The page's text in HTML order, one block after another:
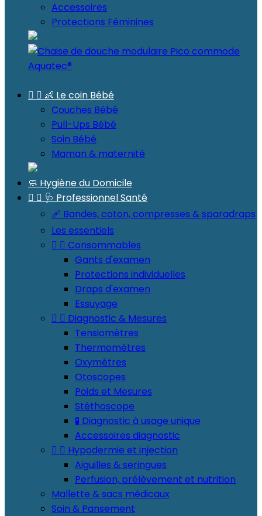
Accessoires
Protections Féminines
  👶 Le coin Bébé
Couches Bébé
Pull-Ups Bébé
Soin Bébé
Maman & maternité
🧼 Hygiène du Domicile
  🩺 Professionnel Santé
🩹 Bandes, coton, compresses & sparadraps
Les essentiels
  Consommables
Gants d'examen
Protections individuelles
Draps d'examen
Essuyage
  Diagnostic & Mesures
Tensiomètres
Thermomètres
Oxymétres
Otoscopes
Poids et Mesures
Stéthoscope
🧪 Diagnostic à usage unique
Accessoires diagnostic
  Hypodermie et injection
Aiguilles & seringues
Perfusion, prélèvement et nutrition
Mallette & sacs médicaux
Soin & Pansement